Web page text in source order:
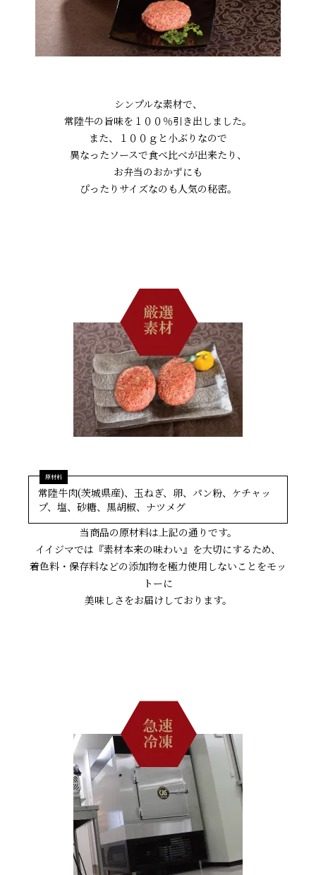
お中元ギフト
お中元ハムギフ
ト
誕生日ギフト
結婚内祝い
シンプルな素材で、
常陸牛の旨味を１００％引き出しました。
また、１００ｇと小ぶりなので
異なったソースで食べ比べが出来たり、
お弁当のおかずにも
ぴったりサイズなのも人気の秘密。
常陸牛肉(茨城県産)、玉ねぎ、卵、パン粉、ケチャッ
プ、塩、砂糖、黒胡椒、ナツメグ
当商品の原材料は上記の通りです。
イイジマでは『素材本来の味わい』を大切にするため、
着色料・保存料などの添加物を極力使用しないことをモッ
トーに
美味しさをお届けしております。